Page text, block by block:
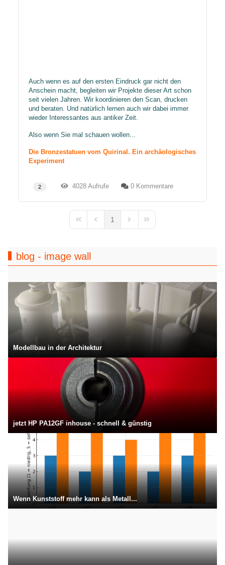
​Auch wenn es auf den ersten Eindruck gar nicht den
Anschein macht, begleiten wir Projekte dieser Art schon
seit vielen Jahren. Wir koordinieren den Scan, drucken
und beraten. Und natürlich lernen auch wir dabei immer
wieder Interessantes aus antiker Zeit.
Also wenn Sie mal schauen wollen...
Die Bronzestatuen vom Quirinal. Ein archäologisches
Experiment
2 4028 Aufrufe 0 Kommentare
First PagePrevious Page
1
Next PageLast Page
blog - image wall
Modellbau in der Architektur
jetzt HP PA12GF inhouse - schnell & günstig
Wenn Kunststoff mehr kann als Metall...